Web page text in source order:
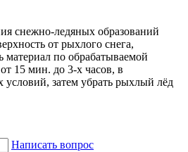
снежно-ледяных образований
от рыхлого снега,
материал по обрабатываемой
15 мин. до 3-х часов, в
условий, затем убрать рыхлый лёд
Написать вопрос